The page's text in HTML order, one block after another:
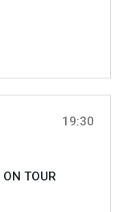
19:30
ON TOUR